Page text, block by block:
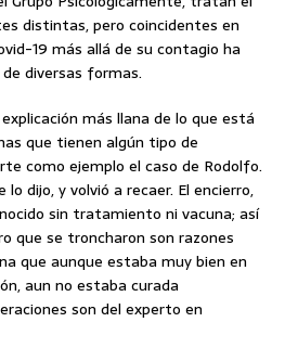
distintas, pero coincidentes en
19 más allá de su contagio ha
diversas formas.
más llana de lo que está
que tienen algún tipo de
como ejemplo el caso de Rodolfo.
dijo, y volvió a recaer. El encierro,
sin tratamiento ni vacuna; así
que se troncharon son razones
que aunque estaba muy bien en
aun no estaba curada
son del experto en